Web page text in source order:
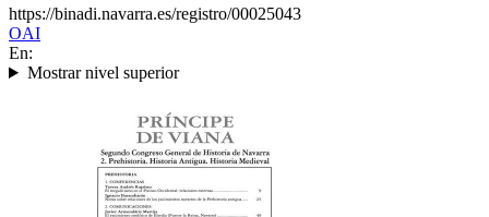
https://binadi.navarra.es/registro/00025043
OAI
En:
Mostrar nivel superior